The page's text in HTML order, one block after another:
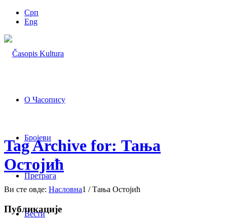
Срп
Eng
О Часопису
Бројеви
Претрага
Вести
Tag Archive for: Тања
Остојић
Ви сте овде: Насловна1 / Тања Остојић
Публикације